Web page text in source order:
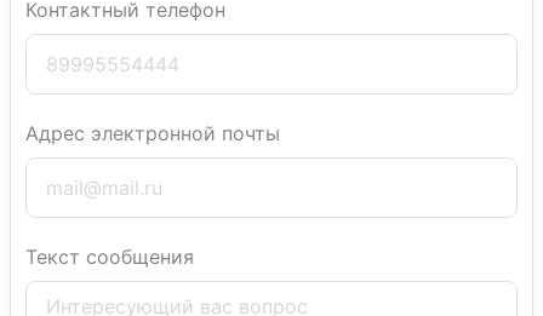
Контактный телефон
Адрес электронной почты
Текст сообщения